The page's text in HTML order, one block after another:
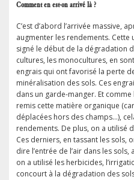
Comment en est-on arrivé là ?
C’est d’abord l’arrivée massive,
augmenter les rendements.
signé le début de la dégradation
cultures, les monocultures, en
engrais qui ont favorisé la perte
minéralisation des sols. Ces
dans un garde-manger. Et
remis cette matière organique
déplacées hors des champs…),
rendements. De plus, on a utilisé
Ces derniers, en tassant les sols,
dire l’entrée de l’air dans les
on a utilisé les herbicides,
concourt à la dégradation des